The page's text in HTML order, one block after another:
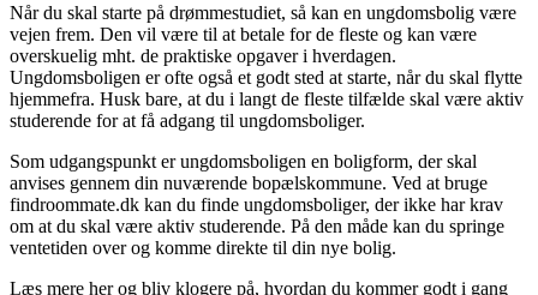
Når du skal starte på drømmestudiet, så kan en ungdomsbolig være
vejen frem. Den vil være til at betale for de fleste og kan være
overskuelig mht. de praktiske opgaver i hverdagen.
Ungdomsboligen er ofte også et godt sted at starte, når du skal flytte
hjemmefra. Husk bare, at du i langt de fleste tilfælde skal være aktiv
studerende for at få adgang til ungdomsboliger.
Som udgangspunkt er ungdomsboligen en boligform, der skal
anvises gennem din nuværende bopælskommune. Ved at bruge
findroommate.dk kan du finde ungdomsboliger, der ikke har krav
om at du skal være aktiv studerende. På den måde kan du springe
ventetiden over og komme direkte til din nye bolig.
Læs mere her og bliv klogere på, hvordan du kommer godt i gang